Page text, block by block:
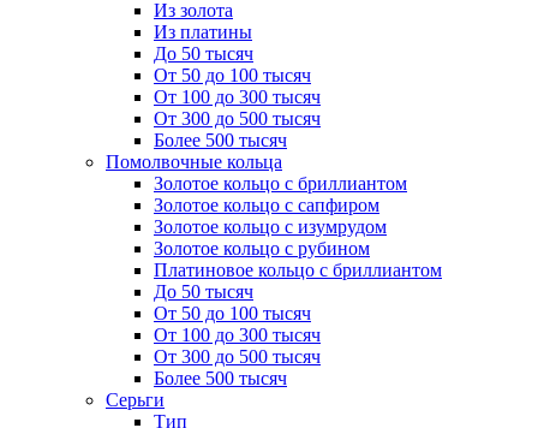
Из золота
Из платины
До 50 тысяч
От 50 до 100 тысяч
От 100 до 300 тысяч
От 300 до 500 тысяч
Более 500 тысяч
Помолвочные кольца
Золотое кольцо с бриллиантом
Золотое кольцо с сапфиром
Золотое кольцо с изумрудом
Золотое кольцо с рубином
Платиновое кольцо с бриллиантом
До 50 тысяч
От 50 до 100 тысяч
От 100 до 300 тысяч
От 300 до 500 тысяч
Более 500 тысяч
Серьги
Тип